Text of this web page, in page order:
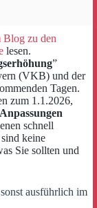
Blog zu den
lesen.
”
(VKB) und der
Tagen.
zum 1.1.2026,
Anpassungen
schnell
keine
Sie sollten und
ausführlich im